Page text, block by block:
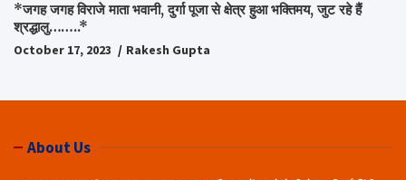
*जगह जगह विराजे माता भवानी, दुर्गा पूजा से क्षेत्र हुआ भक्तिमय, जुट रहे हैं
श्रद्धालु……..*
October 17, 2023 Rakesh Gupta
About Us